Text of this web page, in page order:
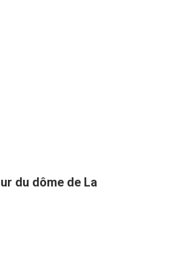
du dôme de La